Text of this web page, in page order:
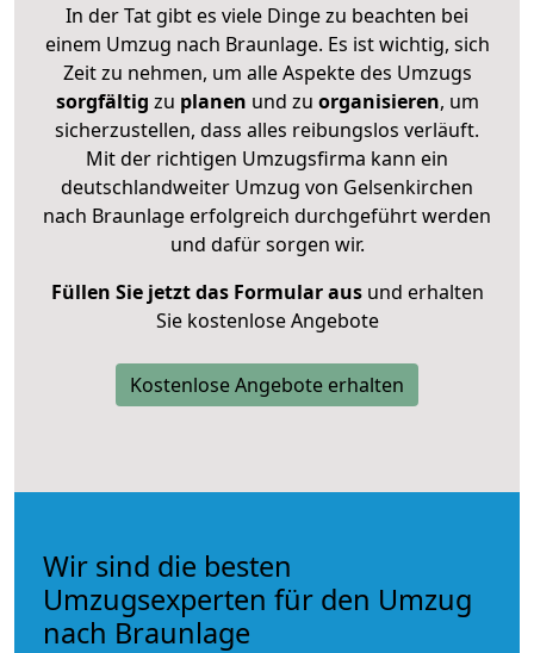
In der Tat gibt es viele Dinge zu beachten bei
einem Umzug nach Braunlage. Es ist wichtig, sich
Zeit zu nehmen, um alle Aspekte des Umzugs
sorgfältig zu planen und zu organisieren, um
sicherzustellen, dass alles reibungslos verläuft.
Mit der richtigen Umzugsfirma kann ein
deutschlandweiter Umzug von Gelsenkirchen
nach Braunlage erfolgreich durchgeführt werden
und dafür sorgen wir.
Füllen Sie jetzt das Formular ausund erhalten
Sie kostenlose Angebote
Kostenlose Angebote erhalten
Wir sind die besten
Umzugsexperten für den Umzug
nach Braunlage